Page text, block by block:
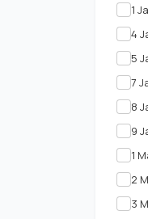
1
4
5
7
8
9
1
2
3